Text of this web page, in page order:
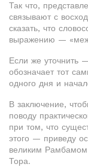
Так что,
связывают с
сказать, что
выражению —
Если же уточнить
обозначает тот
одного дня и
В заключение,
поводу
при том, что
этого — приведу
великим Рамбамом
Тора.